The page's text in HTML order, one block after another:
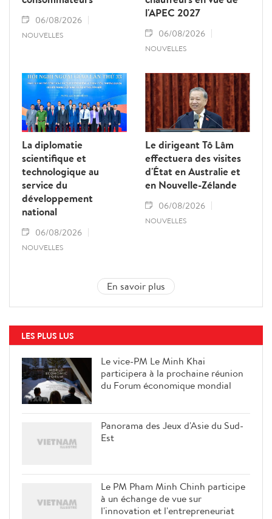
06/08/2026
NOUVELLES
l'APEC 2027
06/08/2026
NOUVELLES
La diplomatie
scientifique et
technologique au
service du
développement
national
06/08/2026
NOUVELLES
Le dirigeant Tô Lâm
effectuera des visites
d'État en Australie et
en Nouvelle-Zélande
06/08/2026
NOUVELLES
En savoir plus
LES PLUS LUS
Le vice-PM Le Minh Khai
participera à la prochaine réunion
du Forum économique mondial
Panorama des Jeux d'Asie du Sud-
Est
Le PM Pham Minh Chinh participe
à un échange de vue sur
l'innovation et l'entrepreneuriat